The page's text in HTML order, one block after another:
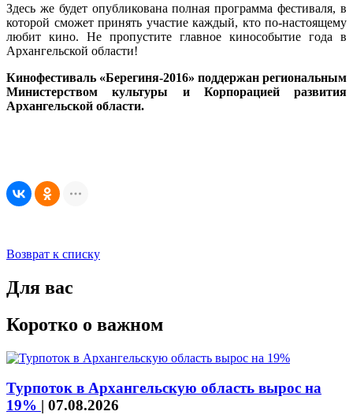
Здесь же будет опубликована полная программа фестиваля, в
которой сможет принять участие каждый, кто по-настоящему
любит кино. Не пропустите главное кинособытие года в
Архангельской области!
Кинофестиваль «Берегиня-2016» поддержан региональным
Министерством культуры и Корпорацией развития
Архангельской области.
Возврат к списку
Для вас
Коротко о важном
Турпоток в Архангельскую область вырос на
19% | 07.08.2026